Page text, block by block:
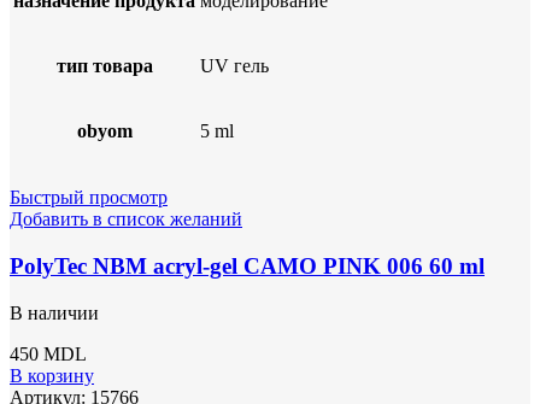
тип товара UV гель
obyom 5 ml
Быстрый просмотр
Добавить в список желаний
PolyTec NBM acryl-gel CAMO PINK 006 60 ml
В наличии
450 MDL
В корзину
Артикул: 15766